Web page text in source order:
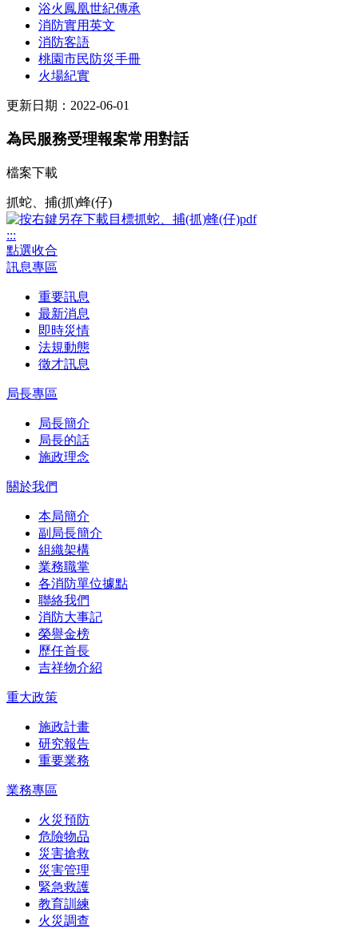
浴火鳳凰世紀傳承
消防實用英文
消防客語
桃園市民防災手冊
火場紀實
更新日期：2022-06-01
為民服務受理報案常用對話
檔案下載
抓蛇、捕(抓)蜂(仔)
:::
點選收合
訊息專區
重要訊息
最新消息
即時災情
法規動態
徵才訊息
局長專區
局長簡介
局長的話
施政理念
關於我們
本局簡介
副局長簡介
組織架構
業務職掌
各消防單位據點
聯絡我們
消防大事記
榮譽金榜
歷任首長
吉祥物介紹
重大政策
施政計畫
研究報告
重要業務
業務專區
火災預防
危險物品
災害搶救
災害管理
緊急救護
教育訓練
火災調查